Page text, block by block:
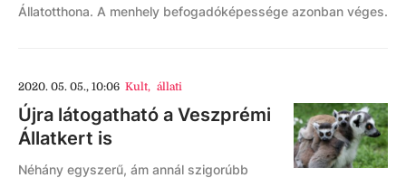
Állatotthona. A menhely befogadóképessége azonban véges.
2020. 05. 05., 10:06 Kult, állati
Újra látogatható a Veszprémi
Állatkert is
Néhány egyszerű, ám annál szigorúbb